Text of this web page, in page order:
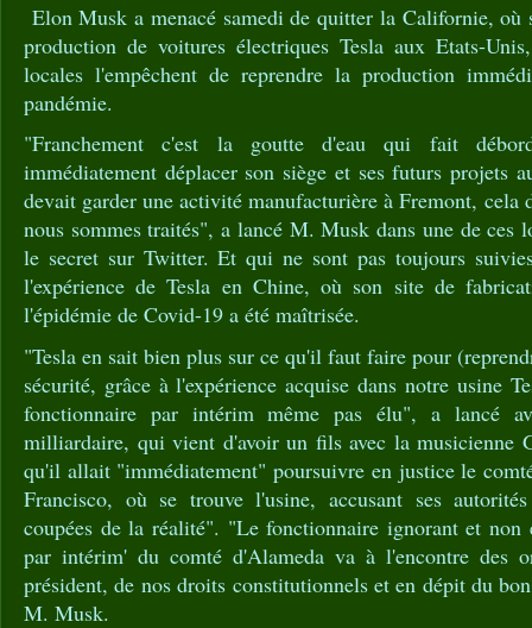
Elon Musk a menacé samedi de quitter la Californie, où
production de voitures électriques Tesla aux Etats-
locales l'empêchent de reprendre la production
pandémie.
"Franchement c'est la goutte d'eau qui fait
immédiatement déplacer son siège et ses futurs projets
devait garder une activité manufacturière à Fremont, cela
nous sommes traités", a lancé M. Musk dans une de ces
le secret sur Twitter. Et qui ne sont pas toujours
l'expérience de Tesla en Chine, où son site de
l'épidémie de Covid-19 a été maîtrisée.
"Tesla en sait bien plus sur ce qu'il faut faire pour
sécurité, grâce à l'expérience acquise dans notre usine
fonctionnaire par intérim même pas élu", a lancé
milliardaire, qui vient d'avoir un fils avec la musicienne
qu'il allait "immédiatement" poursuivre en justice le
Francisco, où se trouve l'usine, accusant ses
coupées de la réalité". "Le fonctionnaire ignorant et non
par intérim' du comté d'Alameda va à l'encontre des
président, de nos droits constitutionnels et en dépit du
M. Musk.